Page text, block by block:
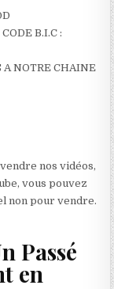
B.I.C :
NOTRE CHAINE
nos vidéos,
vous pouvez
non pour vendre.
Passé
en